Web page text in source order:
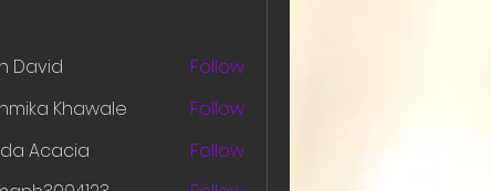
David
Follow
Khawale
Follow
Acacia
Follow